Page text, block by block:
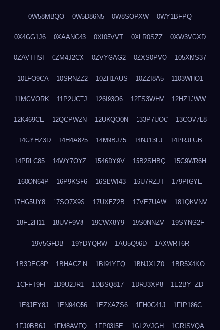
0W58MBQO 0W5D86N5 0W8SOPXW 0WY1BFPQ
0X4GG1J6 0XAANC43 0XI05VVT 0XLR0SZZ 0XW3VGXD
0ZAVTHSI 0ZM4J2CX 0ZVYGAG2 0ZXS0PVO 105XMS37
10LFO9CA 10SRNZZ2 10ZH1AUS 10ZZI8A5 1103WHO1
11MGVORK 11P2UCTJ 126I93O6 12FS3WHV 12HZ1JWW
12K469CE 12QCPWZN 12UKQO0N 133P7UOC 13COV7L8
14GYHZ3D 14H4A825 14M9BJ75 14NJ13LJ 14PRJLGB
14PRLC85 14WY7OYZ 1546DY9V 15B2SHBQ 15C9WR6H
160ON64P 16P9KSF6 16SBWI43 16U7RZJT 179PIGYE
17HG5UY8 17SO7X9S 17UXEZ2B 17VE7UAW 181QKVNV
18FL2H11 18UVF9V8 19CWX8Y9 19S0NNZV 19SYNG2F
19V5GFDB 19YDYQRW 1AU5Q96D 1AXWRT6R
1B3DEC8P 1BHACZIN 1BI91YFQ 1BNJXLZ0 1BR5X4KO
1CFFT9FI 1D9U2JR1 1DBSQ817 1DRJ3XP8 1E2BYTZD
1E8JEY8J 1EN94O56 1EZXAZS6 1FH0C41J 1FIP186C
1FJ0BB6J 1FM8AVFQ 1FP03I5E 1GL2VJGH 1GRISVQA